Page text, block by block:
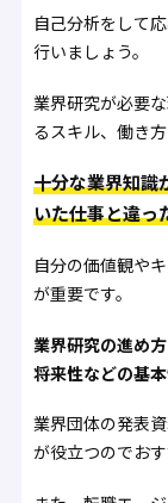
自己分析をして
行いましょう。
業界研究が必要
るスキル、働き
十分な業界知識
いた仕事と違っ
自分の価値観や
が重要です。
業界研究の進め
将来性などの基
業界団体の発表
が役立つのでおす